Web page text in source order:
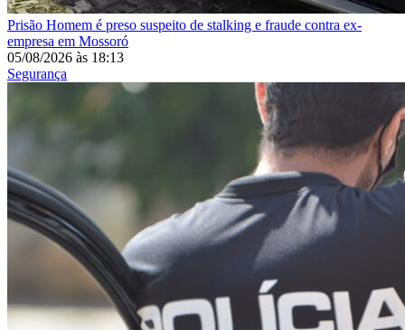
Prisão Homem é preso suspeito de stalking e fraude contra ex-
empresa em Mossoró
05/08/2026 às 18:13
Segurança